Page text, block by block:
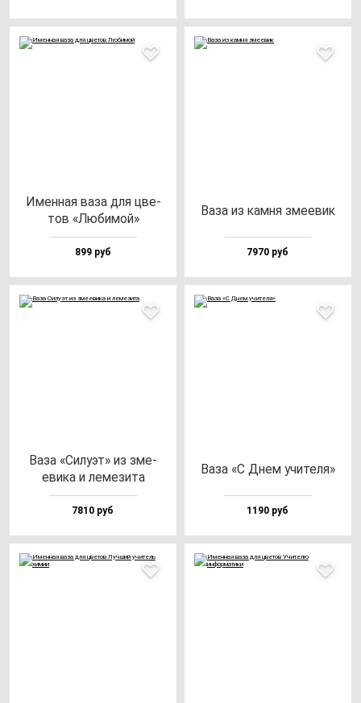
Имен­ная ва­за для цве­
тов «Люби­мой»
899 руб
Ваза из кам­ня зме­евик
7970 руб
Ваза «Силу­эт» из зме­
еви­ка и ле­ме­зи­та
7810 руб
Ваза «С Днем учи­те­ля»
1190 руб